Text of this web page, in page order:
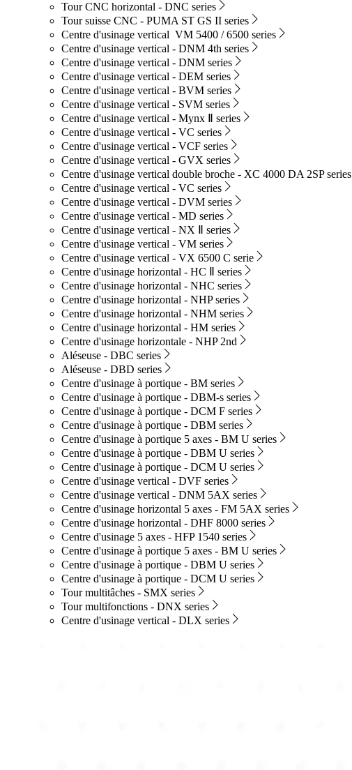
Tour CNC horizontal - DNC series
Tour suisse CNC - PUMA ST GS II series
Centre d'usinage vertical VM 5400 / 6500 series
Centre d'usinage vertical - DNM 4th series
Centre d'usinage vertical - DNM series
Centre d'usinage vertical - DEM series
Centre d'usinage vertical - BVM series
Centre d'usinage vertical - SVM series
Centre d'usinage vertical - Mynx Ⅱ series
Centre d'usinage vertical - VC series
Centre d'usinage vertical - VCF series
Centre d'usinage vertical - GVX series
Centre d'usinage vertical double broche - XC 4000 DA 2SP series
Centre d'usinage vertical - VC series
Centre d'usinage vertical - DVM series
Centre d'usinage vertical - MD series
Centre d'usinage vertical - NX Ⅱ series
Centre d'usinage vertical - VM series
Centre d'usinage vertical - VX 6500 C serie
Centre d'usinage horizontal - HC Ⅱ series
Centre d'usinage horizontal - NHC series
Centre d'usinage horizontal - NHP series
Centre d'usinage horizontal - NHM series
Centre d'usinage horizontal - HM series
Centre d'usinage horizontale - NHP 2nd
Aléseuse - DBC series
Aléseuse - DBD series
Centre d'usinage à portique - BM series
Centre d'usinage à portique - DBM-s series
Centre d'usinage à portique - DCM F series
Centre d'usinage à portique - DBM series
Centre d'usinage à portique 5 axes - BM U series
Centre d'usinage à portique - DBM U series
Centre d'usinage à portique - DCM U series
Centre d'usinage vertical - DVF series
Centre d'usinage vertical - DNM 5AX series
Centre d'usinage horizontal 5 axes - FM 5AX series
Centre d'usinage horizontal - DHF 8000 series
Centre d'usinage 5 axes - HFP 1540 series
Centre d'usinage à portique 5 axes - BM U series
Centre d'usinage à portique - DBM U series
Centre d'usinage à portique - DCM U series
Tour multitâches - SMX series
Tour multifonctions - DNX series
Centre d'usinage vertical - DLX series